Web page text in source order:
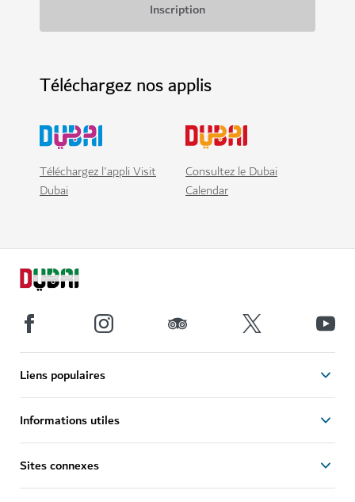
Téléchargez nos applis
Téléchargez l'appli Visit
Dubai
Consultez le Dubai
Calendar
Liens populaires
Informations utiles
Sites connexes